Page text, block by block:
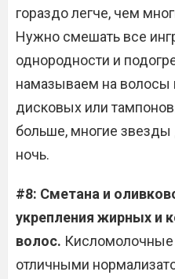
гораздо легче, чем
Нужно смешать все
однородности и
намазываем на
дисковых или
больше, многие
ночь.
#8: Сметана и
укрепления жирных и
волос.
отличными